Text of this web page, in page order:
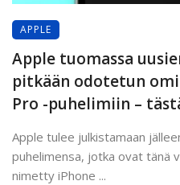
APPLE
Apple tuomassa
pitkään odotetun
Pro -puhelimiin –
Apple tulee julkistamaan
puhelimensa, jotka ovat tänä
nimetty iPhone ...